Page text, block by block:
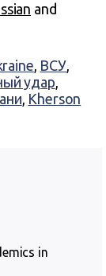
and
, ВСУ,
удар,
, Kherson
in